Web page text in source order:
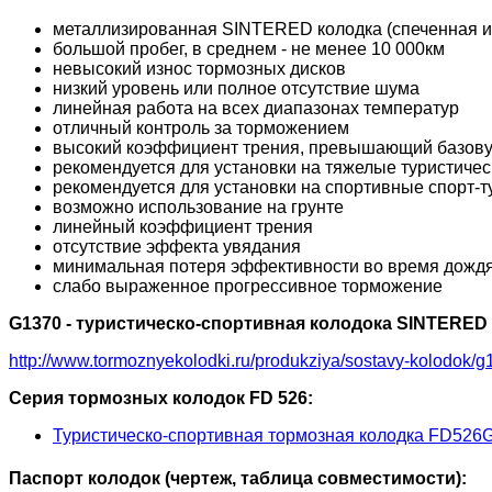
металлизированная SINTERED колодка (спеченная
большой пробег, в среднем - не менее 10 000км
невысокий износ тормозных дисков
низкий уровень или полное отсутствие шума
линейная работа на всех диапазонах температур
отличный контроль за торможением
высокий коэффициент трения, превышающий
рекомендуется для установки на тяжелые
рекомендуется для установки на спортивные спорт-
возможно использование на грунте
линейный коэффициент трения
отсутствие эффекта увядания
минимальная потеря эффективности во время
слабо выраженное прогрессивное торможение
G1370 - туристическо-спортивная колодока
http://www.tormoznyekolodki.ru/produkziya/sostavy-kolodok/
Серия тормозных колодок FD 526:
Туристическо-спортивная тормозная колодка
Паспорт колодок (чертеж, таблица совместимости):